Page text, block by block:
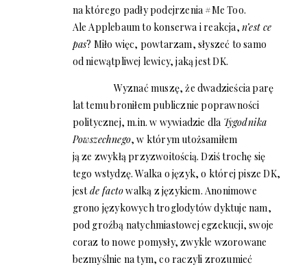
na którego padły podejrzenia #Me Too.
Ale Applebaum to konserwa i reakcja, n’est ce
pas? Miło więc, powtarzam, słyszeć to samo
od niewątpliwej lewicy, jaką jest DK.
Wyznać muszę, że dwadzieścia parę
lat temu broniłem publicznie poprawności
politycznej, m.in. w wywiadzie dla Tygodnika
Powszechnego, w którym utożsamiłem
ją ze zwykłą przyzwoitością. Dziś trochę się
tego wstydzę. Walka o język, o której pisze DK,
jestde factowalką z językiem. Anonimowe
grono językowych troglodytów dyktuje nam,
pod groźbą natychmiastowej egzekucji, swoje
coraz to nowe pomysły, zwykle wzorowane
bezmyślnie na tym, co raczyli zrozumieć